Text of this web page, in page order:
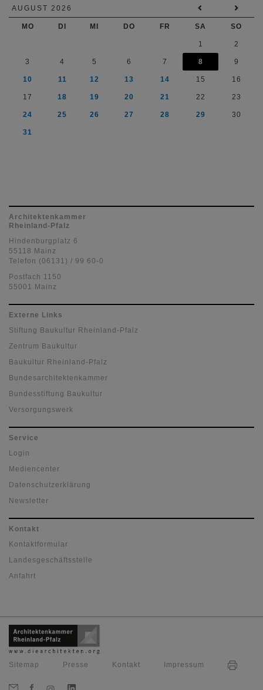
AUGUST 2026
MO DI MI DO FR SA SO
1 2
3 4 5 6 7 8 9
10 11 12 13 14 15 16
17 18 19 20 21 22 23
24 25 26 27 28 29 30
31
Architektenkammer
Rheinland-Pfalz
Hindenburgplatz 6
55118 Mainz
Telefon (06131) / 99 60-0
Postfach 1150
55001 Mainz
Externe Links
Stiftung Baukultur Rheinland-Pfalz
Zentrum Baukultur
Baukultur Rheinland-Pfalz
Bundesarchitektenkammer
Bundesstiftung Baukultur
Versorgungswerk
Service
Login
Mediencenter
Datenschutzerklärung
Newsletter
Kontakt
Kontaktformular
Landesgeschäftsstelle
Anfahrt
Sitemap Presse Kontakt Impressum